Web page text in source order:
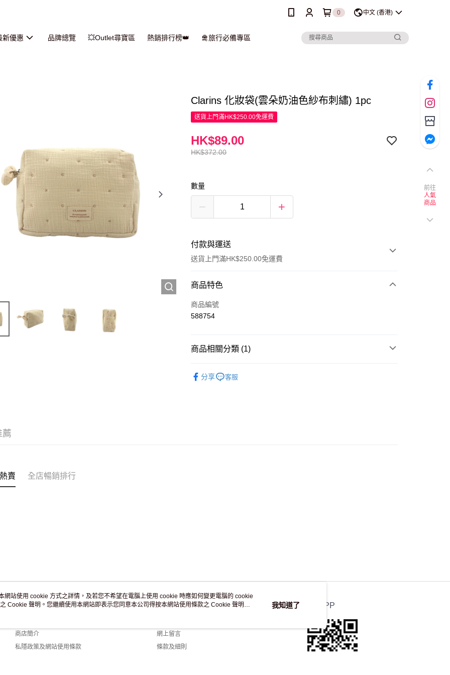
0 中文 (香港)
新優惠 品牌總覽 💥Outlet尋寶區 熱銷排行榜👑 🛅旅行必備專區
Clarins 化妝袋(雲朵奶油色紗布刺繡) 1pc
送貨上門滿HK$250.00免運費
HK$372.00
HK$89.00
數量
付款與運送
送貨上門滿HK$250.00免運費
付款方式
信用卡
商品特色
商品編號
588754
商品相關分類 (1)
分享
客服
薦
賣 全店暢銷排行
關於我們
商店簡介
私隱政策及網站使用條款
客戶服務
網上留言
條款及細則
官方APP
前往
人氣
商品
網站使用 cookie 方式之詳情，及若您不希望在電腦上使用 cookie 時應如何變更電腦的 cookie
Cookie 聲明。您繼續使用本網站即表示您同意本公司得按本網站使用條款之 Cookie 聲明使
我知道了